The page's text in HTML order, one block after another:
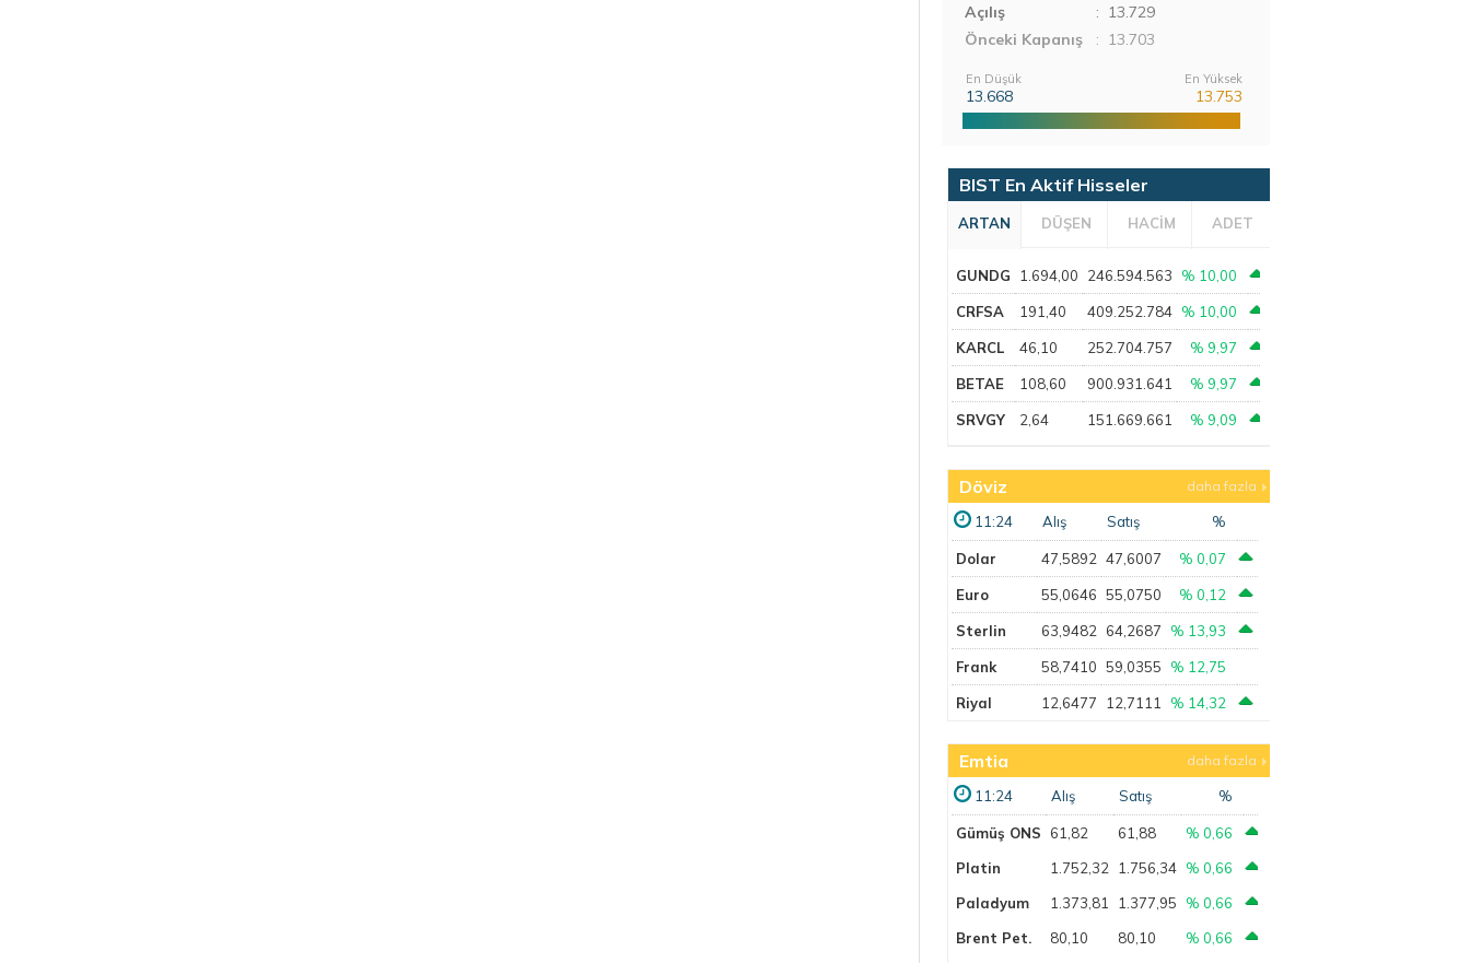
Açılış
: 13.729
Önceki Kapanış
: 13.703
En Düşük
13.668
En Yüksek
13.753
BIST En Aktif Hisseler
ARTAN DÜŞEN HACİM ADET
GUNDG 1.694,00 246.594.563 % 10,00
CRFSA 191,40 409.252.784 % 10,00
KARCL 46,10 252.704.757 % 9,97
BETAE 108,60 900.931.641 % 9,97
SRVGY 2,64 151.669.661 % 9,09
Döviz daha fazla
11:24 Alış Satış %
Dolar 47,5892 47,6007 % 0,07
Euro 55,0646 55,0750 % 0,12
Sterlin 63,9482 64,2687 % 13,93
Frank 58,7410 59,0355 % 12,75
Riyal 12,6477 12,7111 % 14,32
Emtia daha fazla
11:24 Alış Satış %
Gümüş ONS 61,82 61,88
% 0,66
Platin
1.752,32 1.756,34 % 0,66
Paladyum
1.373,81 1.377,95
% 0,66
Brent Pet.
80,10 80,10
% 0,66